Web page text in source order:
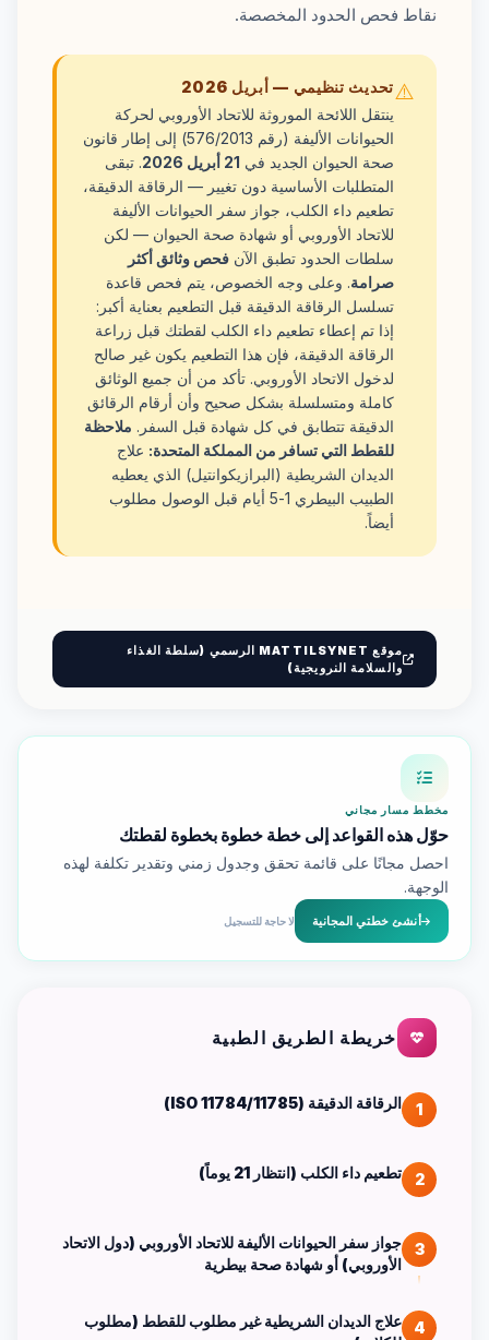
نقاط فحص الحدود المخصصة.
⚠️تحديث تنظيمي — أبريل 2026
ينتقل اللائحة الموروثة للاتحاد الأوروبي لحركة
الحيوانات الأليفة (رقم 576/2013) إلى إطار قانون
صحة الحيوان الجديد في 21 أبريل 2026
. تبقى
المتطلبات الأساسية دون تغيير — الرقاقة الدقيقة،
تطعيم داء الكلب، جواز سفر الحيوانات الأليفة
للاتحاد الأوروبي أو شهادة صحة الحيوان — لكن
سلطات الحدود تطبق الآن فحص وثائق أكثر
صرامة. وعلى وجه الخصوص، يتم فحص قاعدة
تسلسل الرقاقة الدقيقة قبل التطعيم بعناية أكبر:
إذا تم إعطاء تطعيم داء الكلب لقطتك قبل زراعة
الرقاقة الدقيقة، فإن هذا التطعيم يكون غير صالح
لدخول الاتحاد الأوروبي. تأكد من أن جميع الوثائق
كاملة ومتسلسلة بشكل صحيح وأن أرقام الرقائق
الدقيقة تتطابق في كل شهادة قبل السفر. ملاحظة
للقطط التي تسافر من المملكة المتحدة: علاج
الديدان الشريطية (البرازيكوانتيل) الذي يعطيه
الطبيب البيطري 1-5 أيام قبل الوصول مطلوب
أيضاً.
موقع MATTILSYNET الرسمي (سلطة الغذاء
والسلامة النرويجية)
مخطط مسار مجاني
حوّل هذه القواعد إلى خطة خطوة بخطوة لقطتك
احصل مجانًا على قائمة تحقق وجدول زمني وتقدير تكلفة لهذه
الوجهة.
أنشئ خطتي المجانية لا حاجة للتسجيل
خريطة الطريق الطبية
1 الرقاقة الدقيقة (ISO 11784/11785)
2 تطعيم داء الكلب (انتظار 21 يوماً)
3
جواز سفر الحيوانات الأليفة للاتحاد الأوروبي (دول الاتحاد
الأوروبي) أو شهادة صحة بيطرية
4
علاج الديدان الشريطية غير مطلوب للقطط (مطلوب